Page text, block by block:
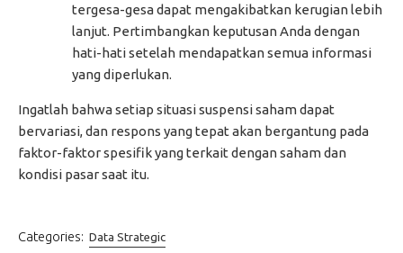
tergesa-gesa dapat mengakibatkan kerugian lebih
lanjut. Pertimbangkan keputusan Anda dengan
hati-hati setelah mendapatkan semua informasi
yang diperlukan.
Ingatlah bahwa setiap situasi suspensi saham dapat
bervariasi, dan respons yang tepat akan bergantung pada
faktor-faktor spesifik yang terkait dengan saham dan
kondisi pasar saat itu.
Categories: Data Strategic